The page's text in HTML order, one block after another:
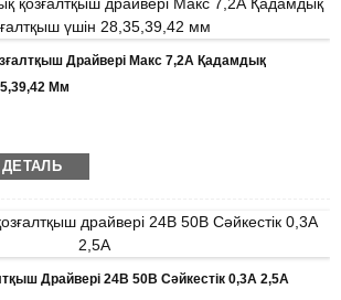
Драйвері Макс 7,2А Қадамдық
Мм
ISO
Ішкі көбік қорабы бар картон, паллет
күні
P, T/T, Western Union, MoneyGram
1000 дана
ДЕТАЛЬ
Драйвері 24В 50В Сәйкестік 0,3А 2,5А